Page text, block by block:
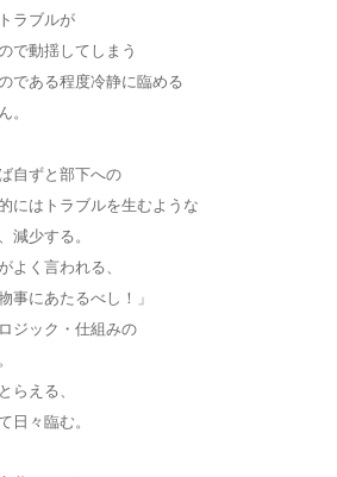
ラブルが
で動揺してしまう
である程度冷静に臨める
。
自ずと部下への
にはトラブルを生むような
減少する。
よく言われる、
事にあたるべし！」
ジック・仕組みの
らえる、
日々臨む。